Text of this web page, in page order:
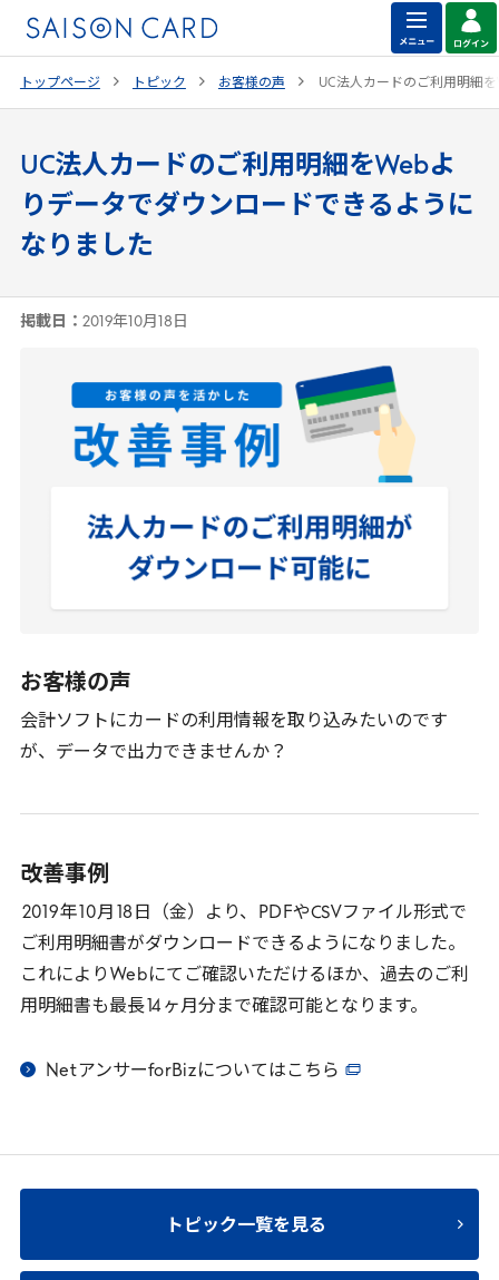
トップページ トピック お客様の声 UC法人カードのご利用明細を
UC法人カードのご利用明細をWebよ
りデータでダウンロードできるように
なりました
掲載日： 2019年10月18日
お客様の声
会計ソフトにカードの利用情報を取り込みたいのです
が、データで出力できませんか？
改善事例
2019年 10月 18 日（金）より、 PDFやCSV ファイル形式で
ご利用明細書がダウンロードできるようになりました。
これにより Webにてご確認いただけるほか、過去のご利
用明細書も最長 14 ヶ月分まで確認可能となります。
Net アンサーforBizについてはこちら
トピック一覧を見る